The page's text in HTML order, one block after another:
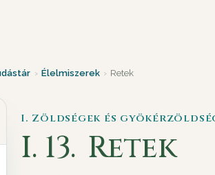
› Élelmiszerek › Retek
I. Zöldségek és
I. 13. Retek